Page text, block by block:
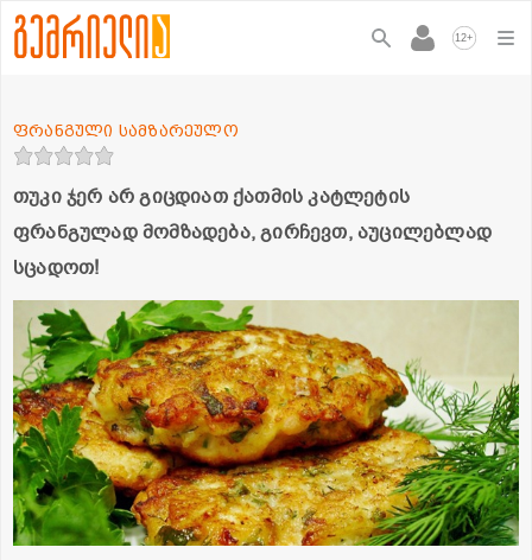
12+
თუკი ჯერ არ გიცდიათ ქათმის კატლეტის
ფრანგულად მომზადება, გირჩევთ, აუცილებლად
სცადოთ!
ფრანგული სამზარეულო